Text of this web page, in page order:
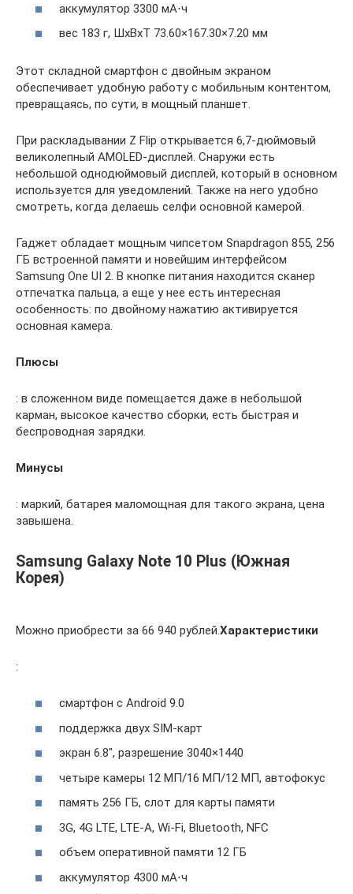
аккумулятор 3300 мА⋅ч
вес 183 г, ШxВxТ 73.60×167.30×7.20 мм
Этот складной смартфон с двойным экраном
обеспечивает удобную работу с мобильным контентом,
превращаясь, по сути, в мощный планшет.
При раскладывании Z Flip открывается 6,7-дюймовый
великолепный AMOLED-дисплей. Снаружи есть
небольшой однодюймовый дисплей, который в основном
используется для уведомлений. Также на него удобно
смотреть, когда делаешь селфи основной камерой.
Гаджет обладает мощным чипсетом Snapdragon 855, 256
ГБ встроенной памяти и новейшим интерфейсом
Samsung One UI 2. В кнопке питания находится сканер
отпечатка пальца, а еще у нее есть интересная
особенность: по двойному нажатию активируется
основная камера.
Плюсы
: в сложенном виде помещается даже в небольшой
карман, высокое качество сборки, есть быстрая и
беспроводная зарядки.
Минусы
: маркий, батарея маломощная для такого экрана, цена
завышена.
Samsung Galaxy Note 10 Plus (Южная
Корея)
Можно приобрести за 66 940 рублей. Характеристики
:
смартфон с Android 9.0
поддержка двух SIM-карт
экран 6.8″, разрешение 3040×1440
четыре камеры 12 МП/16 МП/12 МП, автофокус
память 256 ГБ, слот для карты памяти
3G, 4G LTE, LTE-A, Wi-Fi, Bluetooth, NFC
объем оперативной памяти 12 ГБ
аккумулятор 4300 мА⋅ч